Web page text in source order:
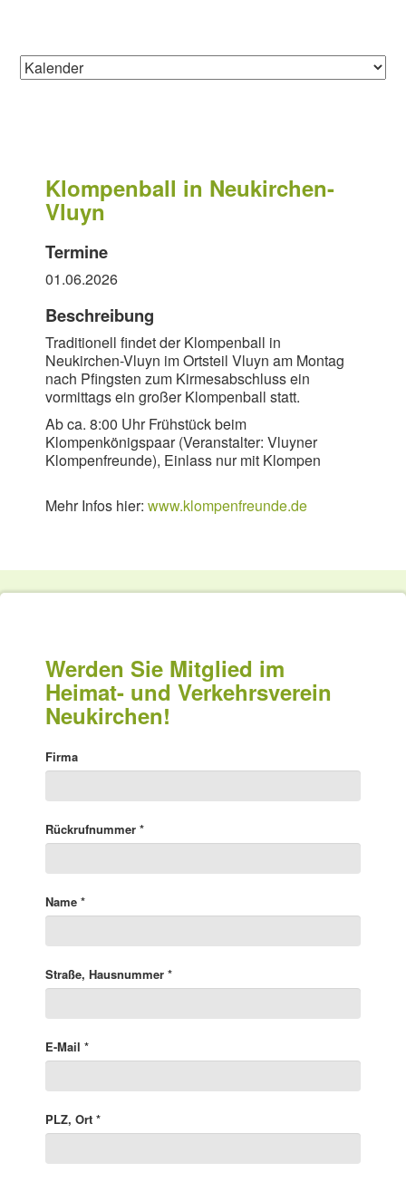
Klompenball in Neukirchen-
Vluyn
Termine
01.06.2026
Beschreibung
Traditionell findet der Klompenball in
Neukirchen-Vluyn im Ortsteil Vluyn am Montag
nach Pfingsten zum Kirmesabschluss ein
vormittags ein großer Klompenball statt.
Ab ca. 8:00 Uhr Frühstück beim
Klompenkönigspaar (Veranstalter: Vluyner
Klompenfreunde), Einlass nur mit Klompen
Mehr Infos hier: www.klompenfreunde.de
Werden Sie Mitglied im
Heimat- und Verkehrsverein
Neukirchen!
Firma
Rückrufnummer *
Name *
Straße, Hausnummer *
E-Mail *
PLZ, Ort *